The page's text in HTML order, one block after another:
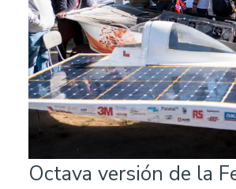
Octava versión de la